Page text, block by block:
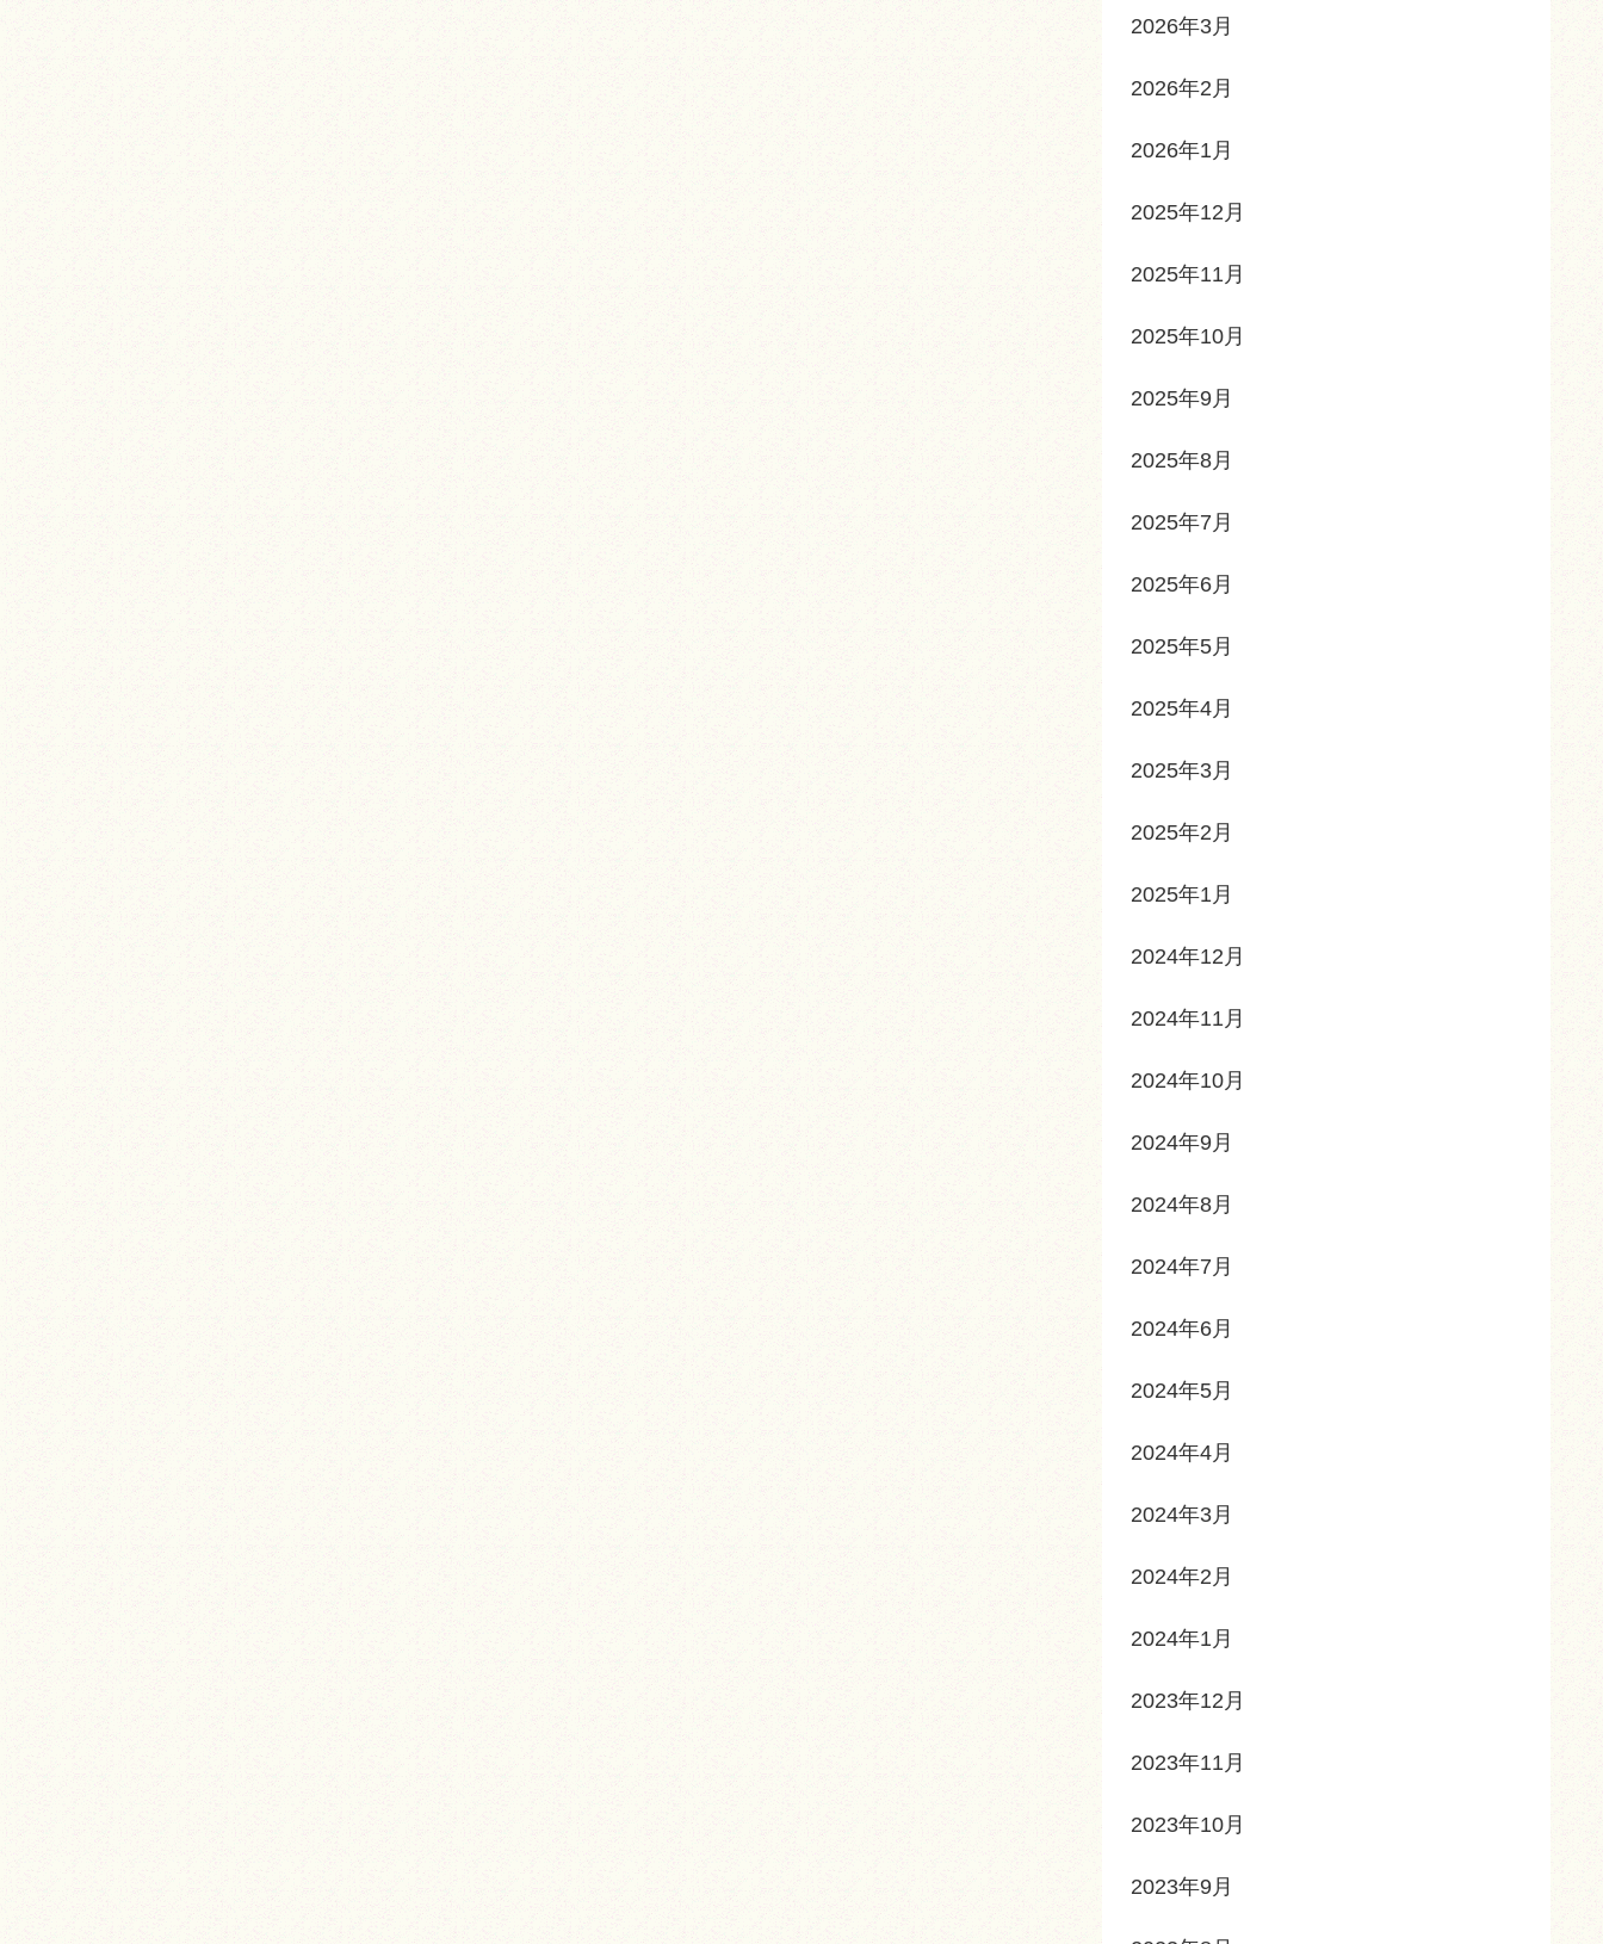
2026年3月
2026年2月
2026年1月
2025年12月
2025年11月
2025年10月
2025年9月
2025年8月
2025年7月
2025年6月
2025年5月
2025年4月
2025年3月
2025年2月
2025年1月
2024年12月
2024年11月
2024年10月
2024年9月
2024年8月
2024年7月
2024年6月
2024年5月
2024年4月
2024年3月
2024年2月
2024年1月
2023年12月
2023年11月
2023年10月
2023年9月